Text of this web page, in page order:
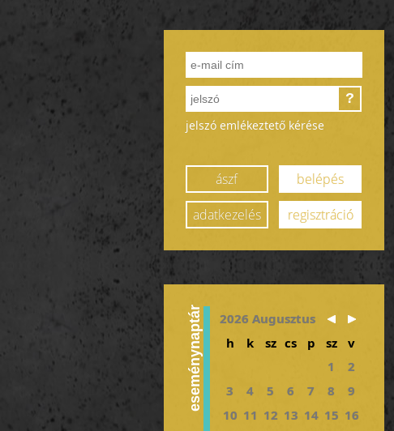
?
jelszó emlékeztető kérése
ászf
belépés
adatkezelés
regisztráció
eseménynaptár
2026 Augusztus
h
k sz cs p sz
v
1
2
3
4 5 6 7 8
9
10 11 12 13 14 15 16